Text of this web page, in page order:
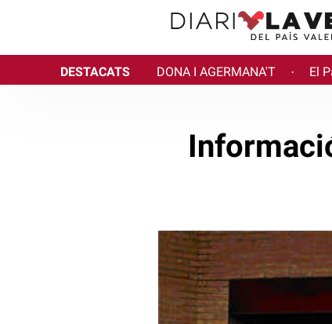
DESTACATS DONA I AGERMANA'T · El